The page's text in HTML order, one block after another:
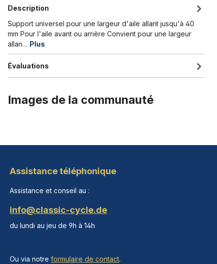
Description
Support universel pour une largeur d'aile allant jusqu'à 40
mm Pour l'aile avant ou arrière Convient pour une largeur
allan… Plus
Évaluations
Images de la communauté
Assistance téléphonique
Assistance et conseil au :
info@classic-cycle.de
du lundi au jeu de 9h à 14h
Ou via notre formulaire de contact.